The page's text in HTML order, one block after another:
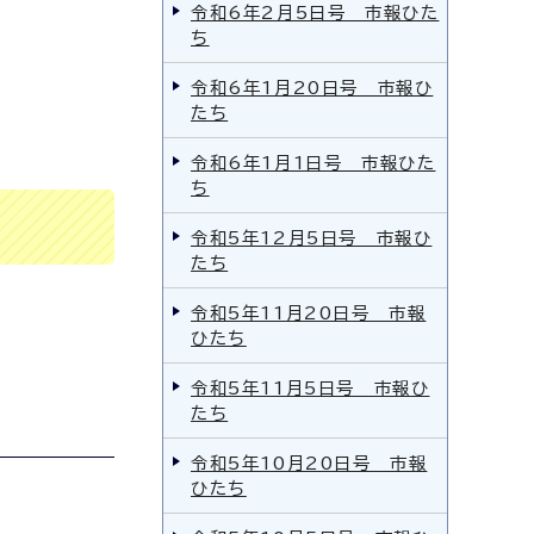
令和6年2月5日号 市報ひた
ち
令和6年1月20日号 市報ひ
たち
令和6年1月1日号 市報ひた
ち
令和5年12月5日号 市報ひ
たち
令和5年11月20日号 市報
ひたち
令和5年11月5日号 市報ひ
たち
令和5年10月20日号 市報
ひたち